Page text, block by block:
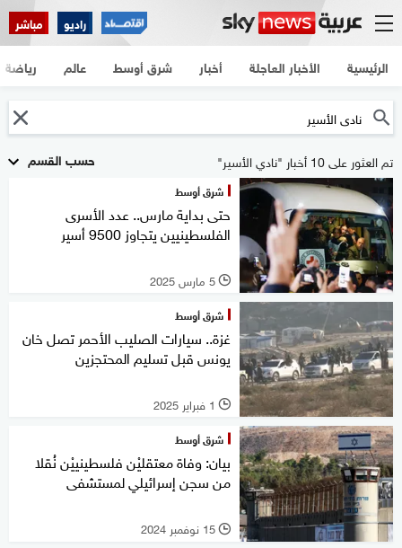
راديو مباشر
الرئيسية الأخبار العاجلة أخبار شرق أوسط عالم رياضة
حسب القسم تم العثور على 10 أخبار "نادي الأسير"
شرق أوسط
حتى بداية مارس.. عدد الأسرى
الفلسطينيين يتجاوز 9500 أسير
l 5 مارس 2025
شرق أوسط
غزة.. سيارات الصليب الأحمر تصل خان
يونس قبل تسليم المحتجزين
l 1 فبراير 2025
شرق أوسط
بيان: وفاة معتقليْن فلسطينييْن نُقلا
من سجن إسرائيلي لمستشفى
l 15 نوفمبر 2024